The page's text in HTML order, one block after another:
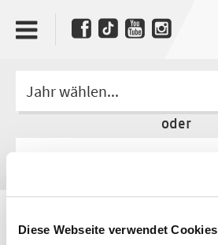
Diese Webseite verwendet Cookies
Jahr wählen...
oder
Jochen Missfeldt